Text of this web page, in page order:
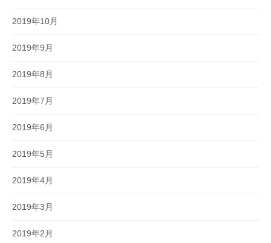
2019年10月
2019年9月
2019年8月
2019年7月
2019年6月
2019年5月
2019年4月
2019年3月
2019年2月